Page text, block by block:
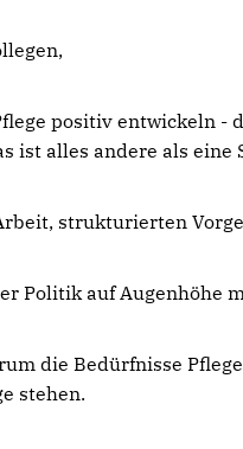
positiv entwickeln
ist alles andere als
strukturierten
Politik auf Augenhöhe
die Bedürfnisse
stehen.